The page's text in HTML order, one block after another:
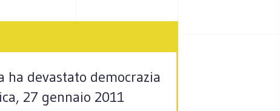
devastato democrazia
27 gennaio 2011